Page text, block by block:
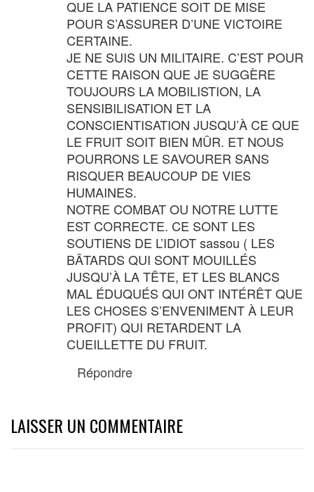
QUE LA PATIENCE SOIT DE MISE
POUR S’ASSURER D’UNE VICTOIRE
CERTAINE.
JE NE SUIS UN MILITAIRE. C’EST POUR
CETTE RAISON QUE JE SUGGÈRE
TOUJOURS LA MOBILISTION, LA
SENSIBILISATION ET LA
CONSCIENTISATION JUSQU’À CE QUE
LE FRUIT SOIT BIEN MÛR. ET NOUS
POURRONS LE SAVOURER SANS
RISQUER BEAUCOUP DE VIES
HUMAINES.
NOTRE COMBAT OU NOTRE LUTTE
EST CORRECTE. CE SONT LES
SOUTIENS DE L’IDIOT sassou ( LES
BÂTARDS QUI SONT MOUILLÉS
JUSQU’À LA TÊTE, ET LES BLANCS
MAL ÉDUQUÉS QUI ONT INTÉRÊT QUE
LES CHOSES S’ENVENIMENT À LEUR
PROFIT) QUI RETARDENT LA
CUEILLETTE DU FRUIT.
Répondre
LAISSER UN COMMENTAIRE